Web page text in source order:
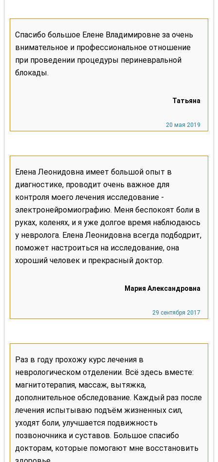
Спасибо большое Елене Владимировне за очень
внимательное и профессиональное отношение
при проведении процедуры периневральной
блокады.
Елена Леонидовна имеет большой опыт в
диагностике, проводит очень важное для
контроля моего лечения исследование -
электронейромиографию. Меня беспокоят боли в
руках, коленях, и я уже долгое время наблюдаюсь
у невролога. Елена Леонидовна всегда подбодрит,
поможет настроиться на исследование, она
хороший человек и прекрасный доктор.
Раз в году прохожу курс лечения в
неврологическом отделении. Всё здесь вместе:
магнитотерапия, массаж, вытяжка,
дополнительное обследование. Каждый раз после
лечения испытываю подъём жизненных сил,
уходят боли, улучшается подвижность
позвоночника и суставов. Большое спасибо
докторам, которые помогают мне восстановить